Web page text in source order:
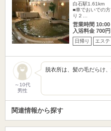
白石駅1.61km
■車でおいでの
り２…
営業時間
入浴料金 700円
日帰り エス
～10代
男性
脱衣所は、髪の毛だらけ、
関連情報から探す